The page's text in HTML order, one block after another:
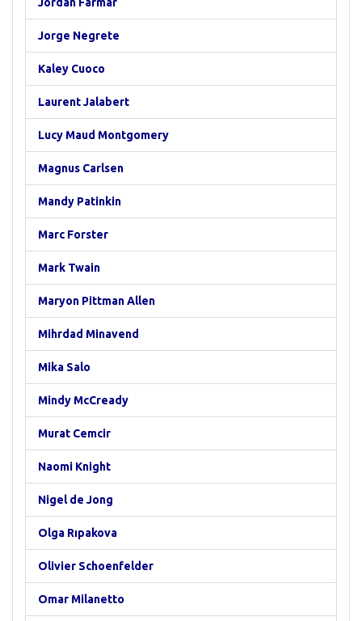
Jorge Negrete
Kaley Cuoco
Laurent Jalabert
Lucy Maud Montgomery
Magnus Carlsen
Mandy Patinkin
Marc Forster
Mark Twain
Maryon Pittman Allen
Mihrdad Minavend
Mika Salo
Mindy McCready
Murat Cemcir
Naomi Knight
Nigel de Jong
Olga Rıpakova
Olivier Schoenfelder
Omar Milanetto